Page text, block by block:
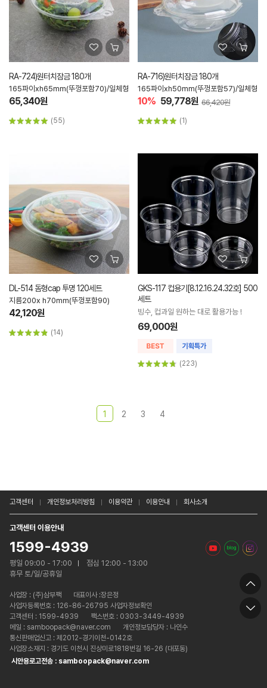
RA-724)원터치잠금 180개
165파이xh65mm(뚜껑포함70)/일체형
65,340원
(55)
RA-716)원터치잠금 180개
165파이xh50mm(뚜껑포함57)/일체형
10% 59,778원 66,420원
(1)
DL-514 돔형cap 투명 120세트
지름200x h70mm(뚜껑포함90)
42,120원
(14)
GKS-117 컵용기[8.12.16.24.32호] 500
세트
빙수, 컵과일 원하는 대로 활용가능 !
69,000원
(223)
1 2 3 4
고객센터 개인정보처리방침 이용약관 이용안내 회사소개
고객센터 이용안내
1599-4939
평일 09:00 - 17:00
점심 12:00 - 13:00
휴무 토/일/공휴일
사업장 : (주)삼부팩
대표이사 :장은정
사업자등록번호 : 126-86-26795 사업자정보확인
고객센터 : 1599-4939
팩스번호 : 0303-3449-4939
메일 : samboopack@naver.com
개인정보담당자 : 나인수
통신판매업신고 : 제2012-경기이천-0142호
사업장소재지 : 경기도 이천시 진상미로1818번길 16-26 (대포동)
시안용로고전송 : samboopack@naver.com